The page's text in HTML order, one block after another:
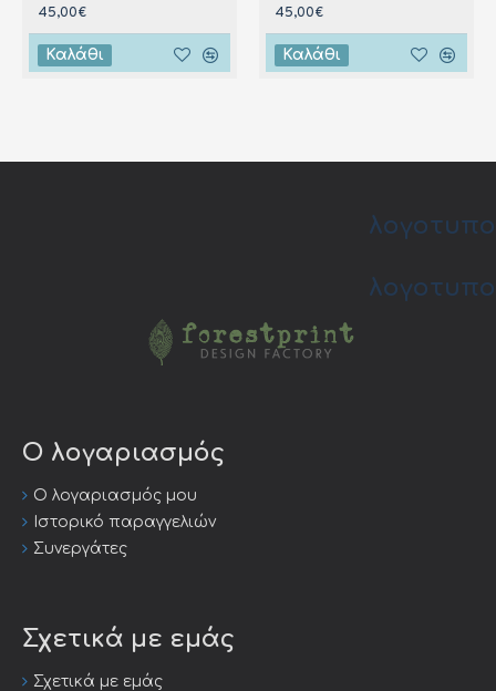
45,00€
Καλάθι
45,00€
Καλάθι
λογοτυπο
λογοτυπο
Ο λογαριασμός
Ο λογαριασμός μου
Ιστορικό παραγγελιών
Συνεργάτες
Σχετικά με εμάς
Σχετικά με εμάς